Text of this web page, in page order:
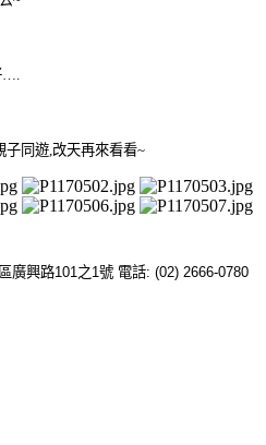
子同遊 改天再來看看~
廣興路101 之1 號 電話: (02) 2666-0780